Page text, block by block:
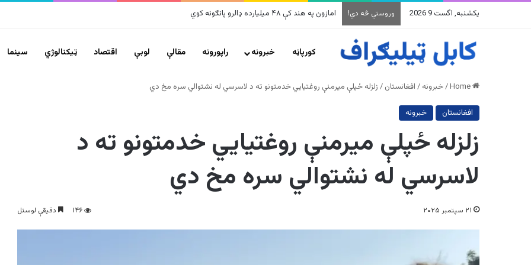
یکشنبه, اگست 9 2026 وروستي څه دي! امازون په هند کې ۴۸ میلیارده ډالرو پانګونه کوي
کورپاڼه خبرونه راپورونه مقالې لوبې اقتصاد ټیکنالوژي سينما
/خبرونه / افغانستان / زلزله ځپلې میرمنې روغتیایي خدمتونو ته د لاسرسي له نشتوالي سره مخ دي
افغانستان خبرونه
زلزله ځپلې میرمنې روغتیایي خدمتونو ته د
لاسرسي له نشتوالي سره مخ دي
۲۱ سپتمبر ۲۰۲۵ ۱۴۶ دقیقې لوستل